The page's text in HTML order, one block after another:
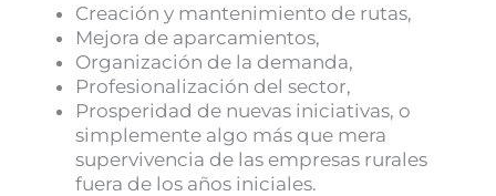
Creación y mantenimiento de rutas,
Mejora de aparcamientos,
Organización de la demanda,
Profesionalización del sector,
Prosperidad de nuevas iniciativas, o
simplemente algo más que mera
supervivencia de las empresas rurales
fuera de los años iniciales.